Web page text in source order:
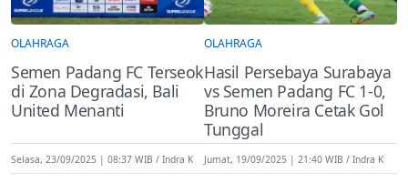
OLAHRAGA
Semen Padang FC Terseok
di Zona Degradasi, Bali
United Menanti
Selasa, 23/09/2025 | 08:37 WIB Indra K
OLAHRAGA
Hasil Persebaya Surabaya
vs Semen Padang FC 1-0,
Bruno Moreira Cetak Gol
Tunggal
Jumat, 19/09/2025 | 21:40 WIB Indra K